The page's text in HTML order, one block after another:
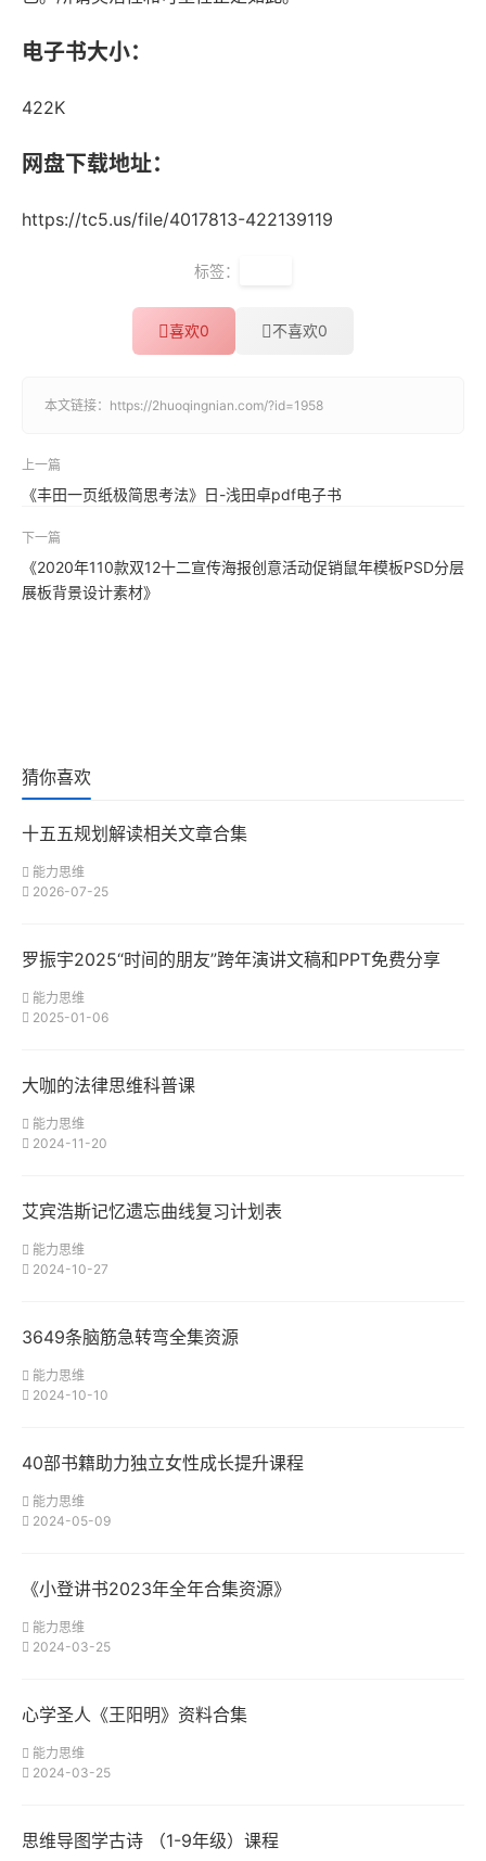
电子书大小：
422K
网盘下载地址：
https://tc5.us/file/4017813-422139119
标签：
喜欢0 不喜欢0
本文链接： https://2huoqingnian.com/?id=1958
上一篇
《丰田一页纸极简思考法》日-浅田卓pdf电子书
下一篇
《2020年110款双12十二宣传海报创意活动促销鼠年模板PSD分层
展板背景设计素材》
猜你喜欢
十五五规划解读相关文章合集
能力思维
2026-07-25
罗振宇2025“时间的朋友”跨年演讲文稿和PPT免费分享
能力思维
2025-01-06
大咖的法律思维科普课
能力思维
2024-11-20
艾宾浩斯记忆遗忘曲线复习计划表
能力思维
2024-10-27
3649条脑筋急转弯全集资源
能力思维
2024-10-10
40部书籍助力独立女性成长提升课程
能力思维
2024-05-09
《小登讲书2023年全年合集资源》
能力思维
2024-03-25
心学圣人《王阳明》资料合集
能力思维
2024-03-25
思维导图学古诗 （1-9年级）课程